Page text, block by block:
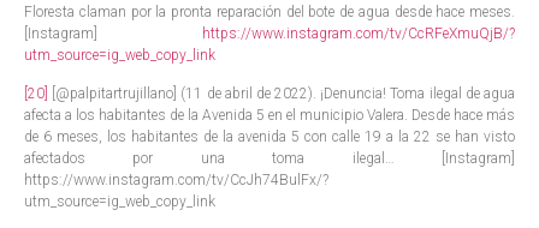
Floresta claman por la pronta reparación del bote de agua desde hace meses.
[Instagram] https://www.instagram.com/tv/CcRFeXmuQjB/?
utm_source=ig_web_copy_link
[20]
[@palpitartrujillano] (11 de abril de 2022). ¡Denuncia! Toma ilegal de agua
afecta a los habitantes de la Avenida 5 en el municipio Valera. Desde hace más
de 6 meses, los habitantes de la avenida 5 con calle 19 a la 22 se han visto
afectados por una toma ilegal… [Instagram]
https://www.instagram.com/tv/CcJh74BulFx/?
utm_source=ig_web_copy_link